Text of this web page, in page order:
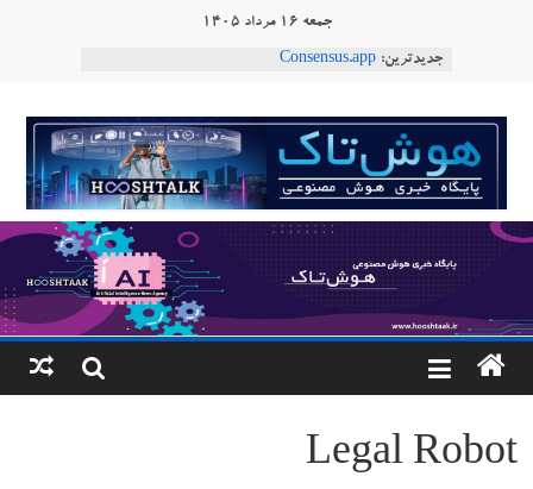
جمعه ۱۶ مرداد ۱۴۰۵
جدیدترین: Consensus.app
طبیعی فارسی
ربات «Aru» محصول شرکت فرانسوی Nio
Robotics
ربات T‑800
هوشتاک
پایگاه
خبری
هوش
مصنوعی
Legal Robot